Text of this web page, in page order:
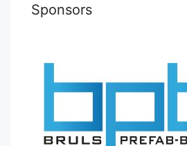
Sponsors